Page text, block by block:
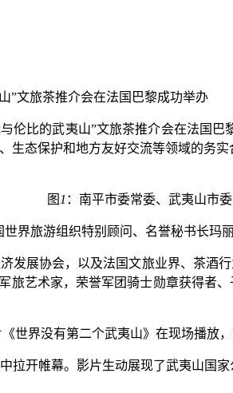
伦比的武夷山”文旅茶推介会在法国巴
生态保护和地方友好交流等领域的务
图1 ：南平市委常委、武夷山市
界旅游组织特别顾问、名誉秘书长玛丽
发展协会，以及法国文旅业界、茶
旅艺术家，荣誉军团骑士勋章获得者
世界没有第二个武夷山》在现场播放
拉开帷幕。影片生动展现了武夷山国